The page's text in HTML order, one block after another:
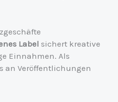
Label sichert kreative
Einnahmen. Als
an Veröffentlichungen